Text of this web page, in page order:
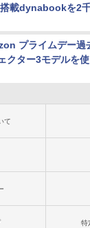
載dynabookを2
プライムデー
クター3モデルを
て
特